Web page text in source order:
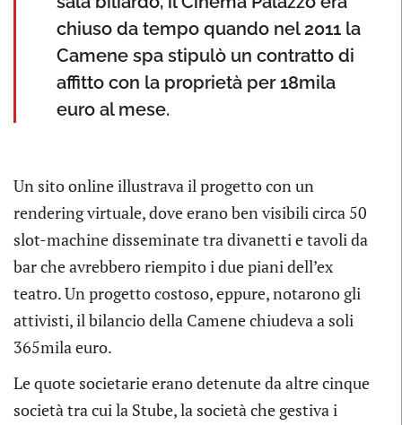
chiuso da tempo quando nel 2011 la
Camene spa stipulò un contratto di
affitto con la proprietà per 18mila
euro al mese.
Un sito online illustrava il progetto con un
rendering virtuale, dove erano ben visibili circa 50
slot-machine disseminate tra divanetti e tavoli da
bar che avrebbero riempito i due piani dell’ex
teatro. Un progetto costoso, eppure, notarono gli
attivisti, il bilancio della Camene chiudeva a soli
365mila euro.
Le quote societarie erano detenute da altre cinque
società tra cui la Stube, la società che gestiva i